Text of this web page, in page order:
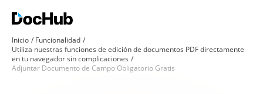
Inicio
Funcionalidad
Utiliza nuestras funciones de edición de documentos PDF directamente
en tu navegador sin complicaciones
Adjuntar Documento de Campo Obligatorio Gratis